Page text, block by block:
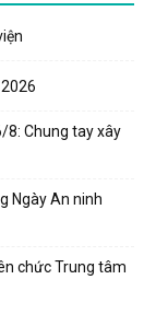
8: Chung tay xây
Ngày An ninh
chức Trung tâm